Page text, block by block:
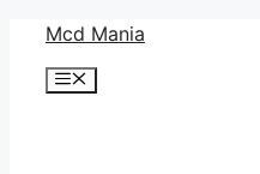
Mcd Mania
メ